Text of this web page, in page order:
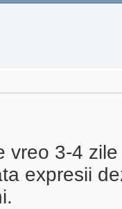
vreo 3-4
expresii